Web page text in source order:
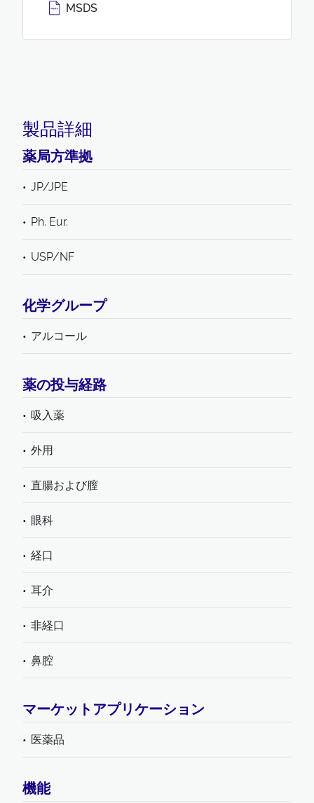
MSDS
製品詳細
薬局方準拠
JP/JPE
Ph. Eur.
USP/NF
化学グループ
アルコール
薬の投与経路
吸入薬
外用
直腸および膣
眼科
経口
耳介
非経口
鼻腔
マーケットアプリケーション
医薬品
機能